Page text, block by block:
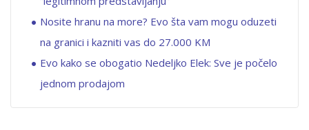
Nosite hranu na more? Evo šta vam mogu oduzeti
na granici i kazniti vas do 27.000 KM
Evo kako se obogatio Nedeljko Elek: Sve je počelo
jednom prodajom